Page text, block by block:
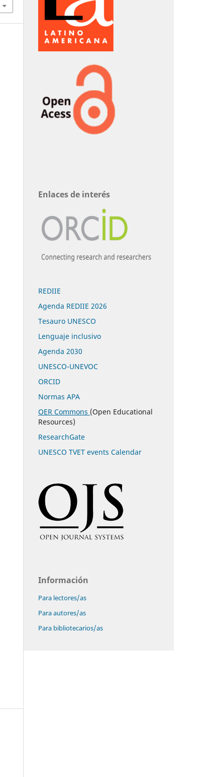
Enlaces de interés
REDIIE
Agenda REDIIE 2026
Tesauro UNESCO
Lenguaje inclusivo
Agenda 2030
UNESCO-UNEVOC
ORCID
Normas APA
OER Commons (Open Educational
Resources)
ResearchGate
UNESCO TVET events Calendar
Información
Para lectores/as
Para autores/as
Para bibliotecarios/as